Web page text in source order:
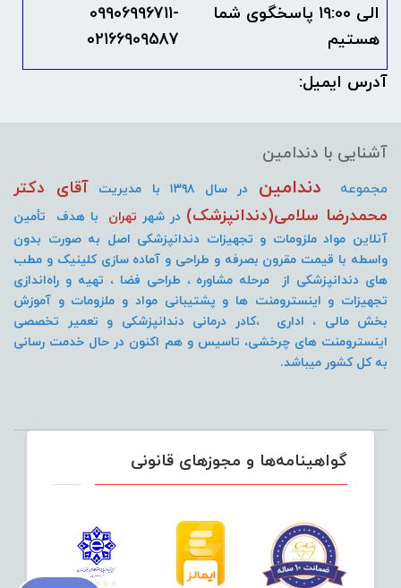
الی 19:00 پاسخگوی شما
هستیم
09906996711-
02166909587
آدرس ایمیل:
آشنایی با دندامین
مجموعه دندامین در سال ۱۳۹۸ با مدیریت
آقای دکتر
محمدرضا سلامی(دندانپزشک) در شهر تهران با هدف تأمین
آنلاین مواد ملزومات و تجهیزات دندانپزشکی اصل به صورت بدون
واسطه با قیمت مقرون بصرفه و طراحی و آماده سازی کلینیک و مطب
های دندانپزشکی از مرحله مشاوره ، طراحی فضا ، تهیه و راه‌اندازی
تجهیزات و اینسترومنتها و پشتیبانی مواد و ملزومات و آموزش
بخش مالی ، اداری ،کادر درمانی دندانپزشکی و تعمیر تخصصی
اینسترومنت های چرخشی، تاسیس و هم اکنون در حال خدمت رسانی
به کل کشور میباشد.
گواهینامه‌ها و مجوزهای قانونی